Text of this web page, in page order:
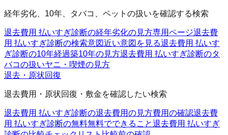
経年劣化、10年、タバコ、ペットの扱いを確認する検索
退去費用 払いすぎ診断の経年劣化の見方専用ページ退去費
用 払いすぎ診断の検索意図近い意図を見る退去費用 払いす
ぎ診断の10年経過築10年の見方退去費用 払いすぎ診断のタ
バコの扱いヤニ・喫煙の見方
退去・原状回復
退去費用・原状回復・敷金を確認したい検索
退去費用 払いすぎ診断の退去費用の見方費用の確認退去費
用 払いすぎ診断の無料無料でできること退去費用 払いすぎ